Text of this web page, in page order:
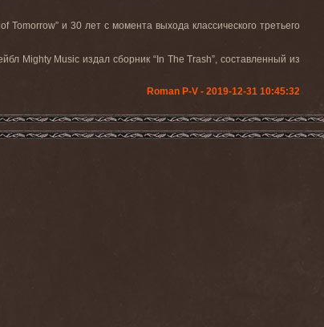
Tomorrow” и 30 лет с момента выхода классического третьего
Mighty Musicиздал сборник “In The Trash”, составленный из
Roman P-V - 2019-12-31 10:45:32